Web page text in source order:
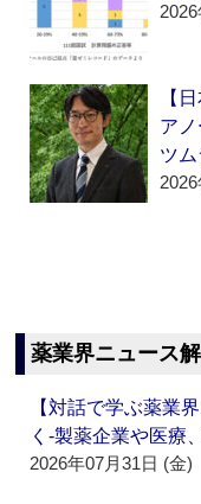
【
ア
ツ
薬業界ニュース
【対話で学ぶ薬業
く‐製薬企業や医
2026年07月31日 (金)